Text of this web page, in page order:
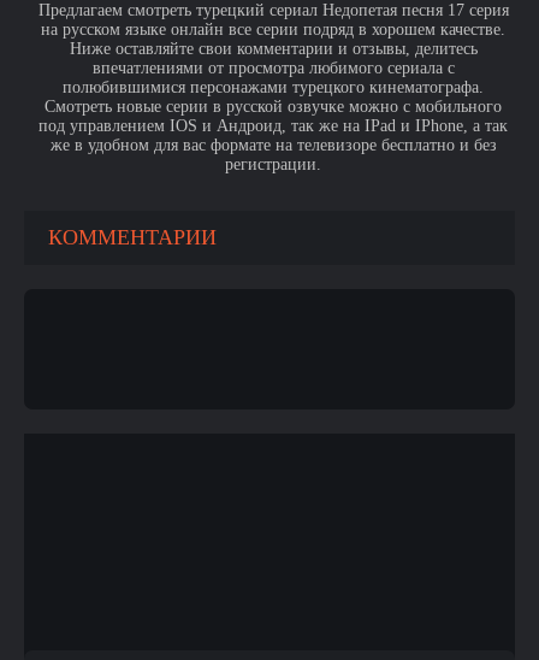
Предлагаем смотреть турецкий сериал Недопетая песня 17 серия
на русском языке онлайн все серии подряд в хорошем качестве.
Ниже оставляйте свои комментарии и отзывы, делитесь
впечатлениями от просмотра любимого сериала с
полюбившимися персонажами турецкого кинематографа.
Смотреть новые серии в русской озвучке можно с мобильного
под управлением IOS и Андроид, так же на IPad и IPhone, а так
же в удобном для вас формате на телевизоре бесплатно и без
регистрации.
КОММЕНТАРИИ